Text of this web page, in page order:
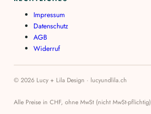
Impressum
Datenschutz
AGB
Widerruf
© 2026 Lucy + Lila Design · lucyundlila.ch
Alle Preise in CHF, ohne MwSt (nicht MwSt-pflichtig)